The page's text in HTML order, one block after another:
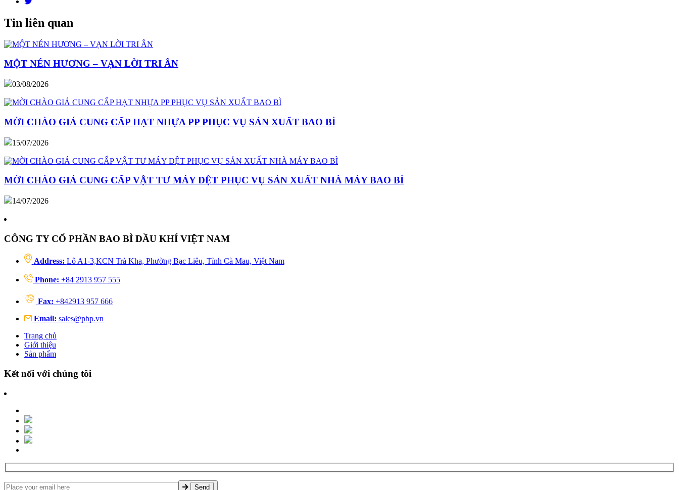
Tin liên quan
MỘT NÉN HƯƠNG – VẠN LỜI TRI ÂN
03/08/2026
MỜI CHÀO GIÁ CUNG CẤP HẠT NHỰA PP PHỤC VỤ SẢN XUẤT BAO BÌ
15/07/2026
MỜI CHÀO GIÁ CUNG CẤP VẬT TƯ MÁY DỆT PHỤC VỤ SẢN XUẤT NHÀ MÁY BAO BÌ
14/07/2026
CÔNG TY CỔ PHẦN BAO BÌ DẦU KHÍ VIỆT NAM
Address: Lô A1-3,KCN Trà Kha, Phường Bạc Liêu, Tỉnh Cà Mau, Việt Nam
Phone: +84 2913 957 555
Fax: +842913 957 666
Email: sales@pbp.vn
Trang chủ
Giới thiệu
Sản phẩm
Kết nối với chúng tôi